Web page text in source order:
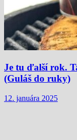
Je tu ďalší rok.
(Guláš do ruky)
12. januára 2025